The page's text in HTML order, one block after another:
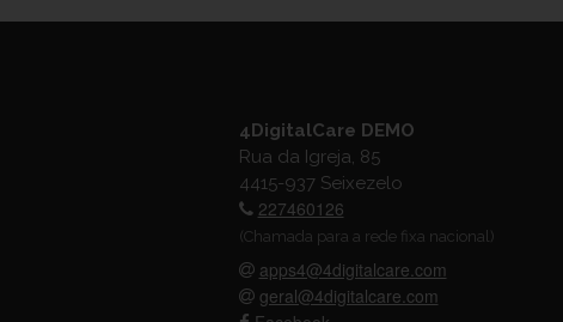
4DigitalCare DEMO
Rua da Igreja, 85
4415-937 Seixezelo
227460126
(Chamada para a rede fixa nacional)
apps4@4digitalcare.com
geral@4digitalcare.com